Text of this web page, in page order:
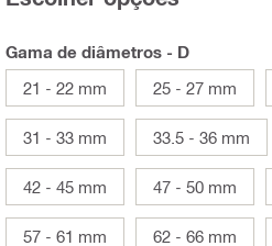
Gama de diâmetros - D
21 - 22 mm
25 - 27 mm
31 - 33 mm 33.5 - 36 mm
42 - 45 mm 47 - 50 mm
57 - 61 mm 62 - 66 mm